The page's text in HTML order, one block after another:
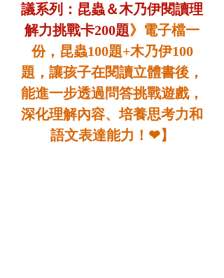
議系列：昆蟲＆木乃伊閱讀理
解力挑戰卡200題》電子檔一
份，昆蟲100題+木乃伊100
題，讓孩子在閱讀立體書後，
能進一步透過問答挑戰遊戲，
深化理解內容、培養思考力和
語文表達能力！❤】